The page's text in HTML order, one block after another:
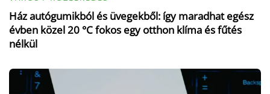
Ház autógumikból és üvegekből: így maradhat egész
évben közel 20 °C fokos egy otthon klíma és fűtés
nélkül